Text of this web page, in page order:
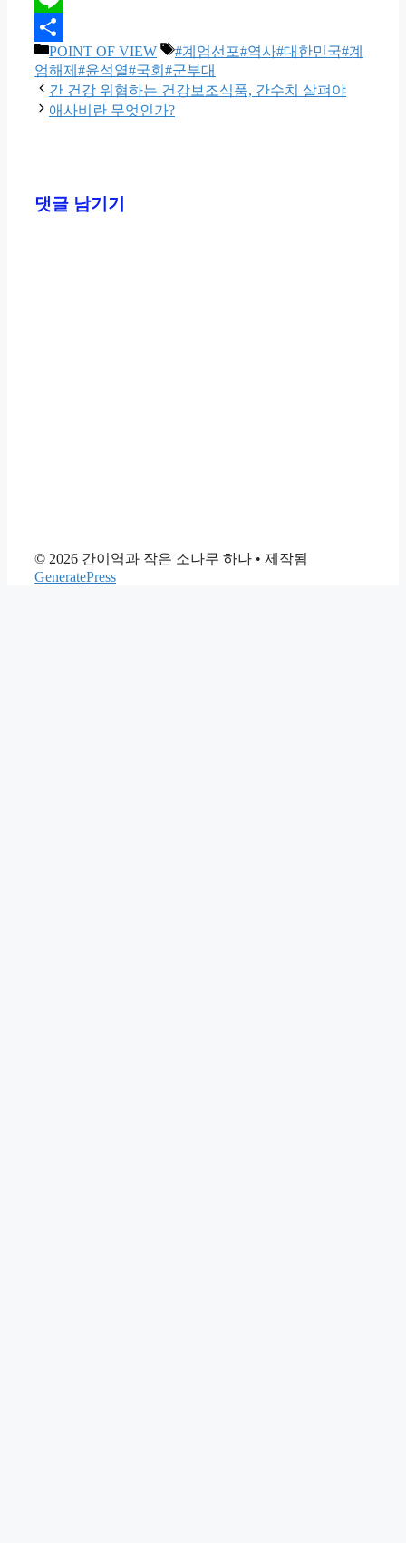
Line
Share
카
테
고
리
POINT OF VIEW
태
그
#계엄선포#역사#대한민국#계
엄해제#윤석열#국회#군부대
간 건강 위협하는 건강보조식품, 간수치 살펴야
애사비란 무엇인가?
댓글 남기기
© 2026 간이역과 작은 소나무 하나 • 제작됨
GeneratePress